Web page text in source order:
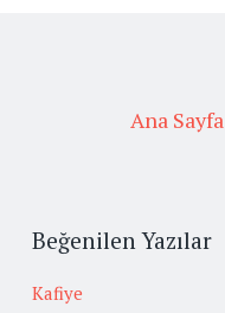
Ana Sayfa
Beğenilen Yazılar
Kafiye